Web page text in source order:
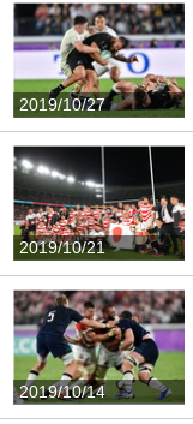
2019/10/27
2019/10/21
2019/10/14